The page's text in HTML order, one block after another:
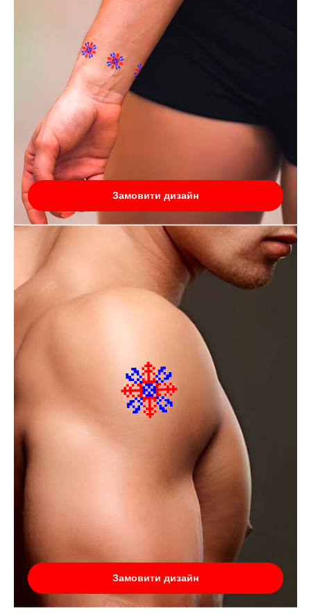
Замовити дизайн
Замовити дизайн